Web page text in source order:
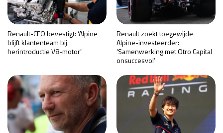
Renault-CEO bevestigt: ‘Alpine
blijft klantenteam bij
herintroductie V8-motor’
Renault zoekt toegewijde
Alpine-investeerder:
‘Samenwerking met Otro Capital
onsuccesvol’